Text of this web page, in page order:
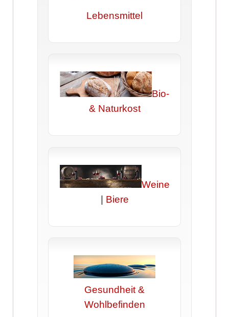
Lebensmittel
Bio-
& Naturkost
Weine
| Biere
Gesundheit &
Wohlbefinden